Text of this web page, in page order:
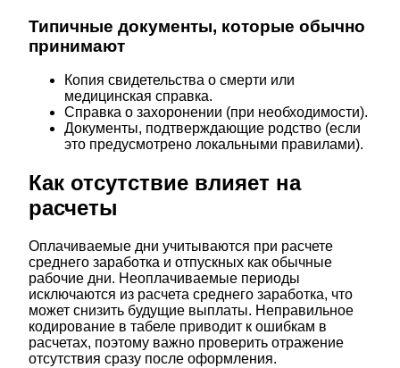
Типичные документы, которые обычно
принимают
Копия свидетельства о смерти или
медицинская справка.
Справка о захоронении (при необходимости).
Документы, подтверждающие родство (если
это предусмотрено локальными правилами).
Как отсутствие влияет на
расчеты
Оплачиваемые дни учитываются при расчете
среднего заработка и отпускных как обычные
рабочие дни. Неоплачиваемые периоды
исключаются из расчета среднего заработка, что
может снизить будущие выплаты. Неправильное
кодирование в табеле приводит к ошибкам в
расчетах, поэтому важно проверить отражение
отсутствия сразу после оформления.